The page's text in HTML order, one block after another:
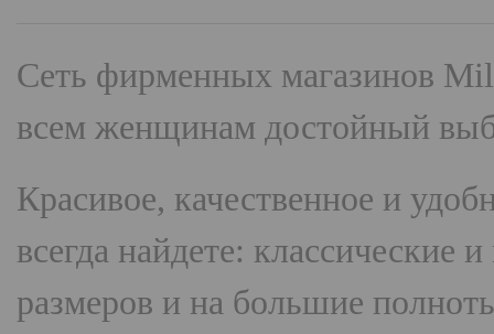
Сеть фирменных магазинов
всем женщинам достойный
Красивое, качественное и
всегда найдете:
размеров и на большие